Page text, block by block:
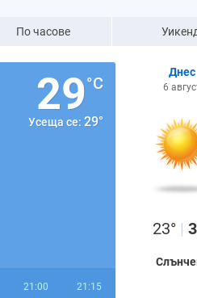
По часове
29°C
Усеща се: 29°
21:00 21:15
Днес
6
23° |